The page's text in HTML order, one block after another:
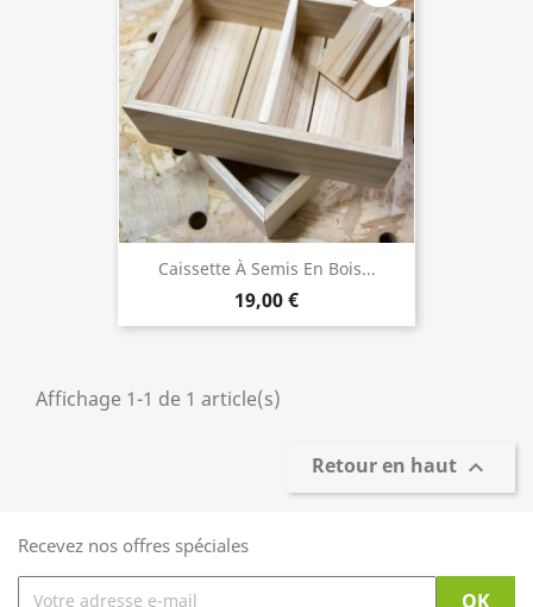
Caissette À Semis En Bois...
19,00 €
Affichage 1-1 de 1 article(s)
Retour en haut 
Recevez nos offres spéciales